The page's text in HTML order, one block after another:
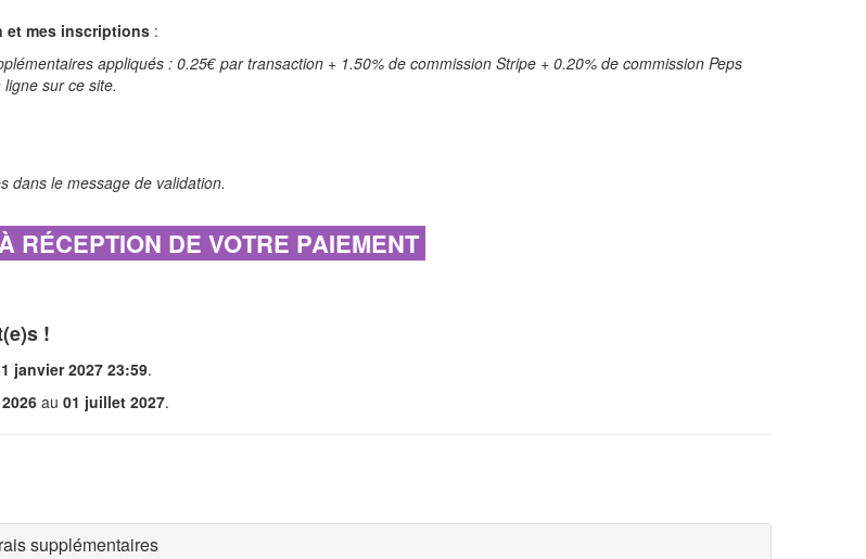
et mes inscriptions :
appliqués : 0.25€ par transaction + 1.50% de commission Stripe + 0.20% de commission Peps
sur ce site.
dans le message de validation.
RÉCEPTION DE VOTRE PAIEMENT
!
janvier 2027 23:59.
au 01 juillet 2027.
supplémentaires